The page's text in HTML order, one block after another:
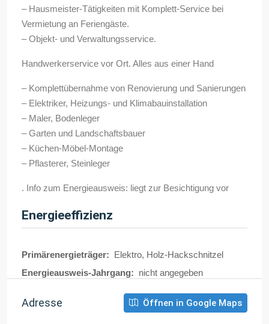
– Hausmeister-Tätigkeiten mit Komplett-Service bei
Vermietung an Feriengäste.
– Objekt- und Verwaltungsservice.
Handwerkerservice vor Ort. Alles aus einer Hand
– Komplettübernahme von Renovierung und Sanierungen
– Elektriker, Heizungs- und Klimabauinstallation
– Maler, Bodenleger
– Garten und Landschaftsbauer
– Küchen-Möbel-Montage
– Pflasterer, Steinleger
. Info zum Energieausweis: liegt zur Besichtigung vor
Energieeffizienz
Primärenergieträger: Elektro, Holz-Hackschnitzel
Energieausweis-Jahrgang: nicht angegeben
Adresse Öffnen in Google Maps